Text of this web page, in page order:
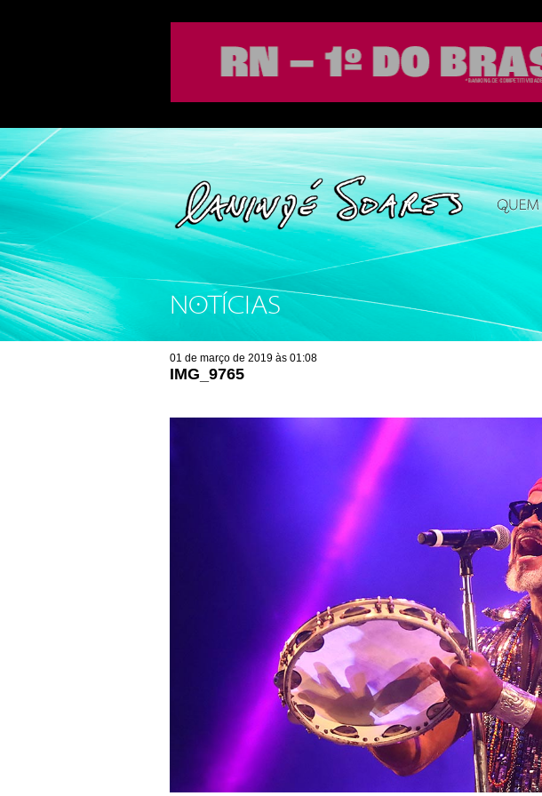
NOTÍCIAS
01 de março de 2019 às 01:08
IMG_9765